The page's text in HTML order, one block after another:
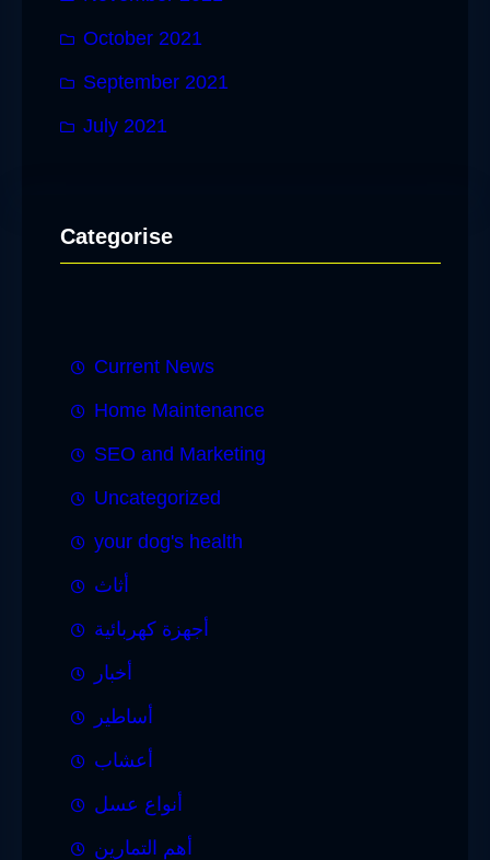
October 2021
September 2021
July 2021
Categorise
Current News
Home Maintenance
SEO and Marketing
Uncategorized
your dog's health
أثاث
أجهزة كهربائية
أخبار
أساطير
أعشاب
أنواع عسل
أهم التمارين